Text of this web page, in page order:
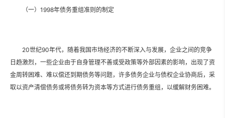
（一）1998年债务重组准则的制定
20世纪90年代，随着我国市场经济的不断深入与发展，企业之间的竞争
日趋激烈，一些企业由于自身管理不善或受政策等外部因素的影响，出现了资
金周转困难、难以偿还到期债务等问题，许多债务企业与债权企业协商后，采
取以资产清偿债务或将债务转为资本等方式进行债务重组，以缓解财务困难。